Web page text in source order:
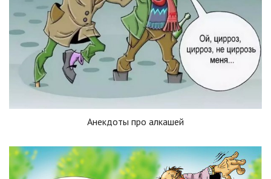
Анекдоты про алкашей